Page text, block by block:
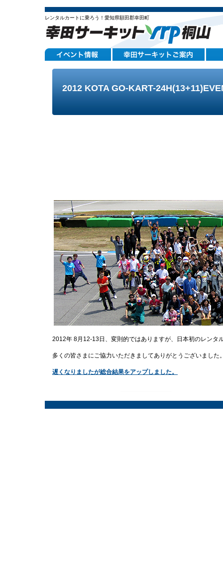
レンタルカートに乗ろう！愛知県額田郡幸田町
2012 KOTA GO-KART-
2012年 8月12-13日、変則的ではありますが、日本初のレンタ
多くの皆さまにご協力いただきましてありがとうございました
遅くなりましたが総合結果をアップしました。